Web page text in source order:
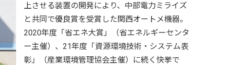
上させる装置の開発により、中部電力ミライズ
と共同で優良賞を受賞した関西オートメ機器。
2020年度「省エネ大賞」（省エネルギーセンタ
ー主催）、21年度「資源環境技術・システム表
彰」（産業環境管理協会主催）に続く快挙で